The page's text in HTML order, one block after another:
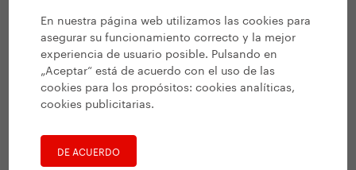
En nuestra página web utilizamos las cookies para
asegurar su funcionamiento correcto y la mejor
experiencia de usuario posible. Pulsando en
„Aceptar“ está de acuerdo con el uso de las
cookies para los propósitos:cookies analíticas,
cookies publicitarias.
DE ACUERDO
+420 732 279 228
sales@yedoo.eu
B2B e-shop b2b.yedoo.eu
yedoo.identityonline.cz
Otros contactos